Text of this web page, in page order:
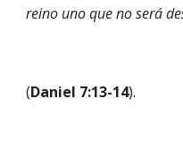
reino uno que no será
(Daniel 7:13-14).